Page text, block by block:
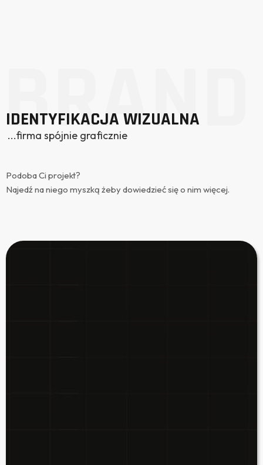
IDENTYFIKACJA WIZUALNA
...firma spójnie graficznie
Podoba Ci projekt?
Najedź na niego myszką żeby dowiedzieć się o nim więcej.
BRAND